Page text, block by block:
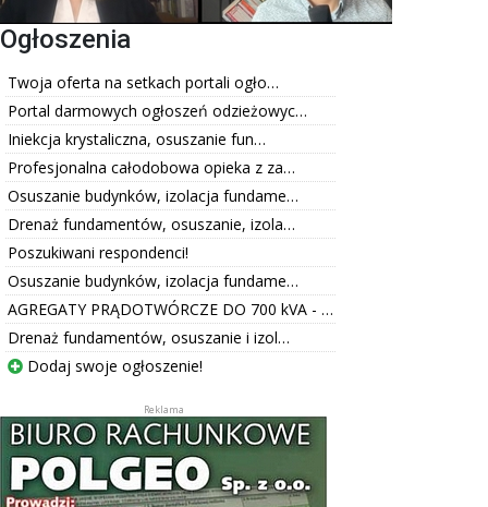
Ogłoszenia
Twoja oferta na setkach portali ogło…
Portal darmowych ogłoszeń odzieżowyc…
Iniekcja krystaliczna, osuszanie fun…
Profesjonalna całodobowa opieka z za…
Osuszanie budynków, izolacja fundame…
Drenaż fundamentów, osuszanie, izola…
Poszukiwani respondenci!
Osuszanie budynków, izolacja fundame…
AGREGATY PRĄDOTWÓRCZE DO 700 kVA - …
Drenaż fundamentów, osuszanie i izol…
Dodaj swoje ogłoszenie!